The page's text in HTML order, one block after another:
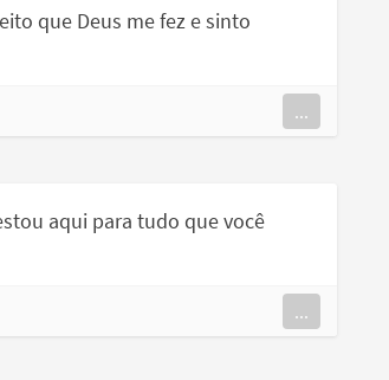
que Deus me fez e sinto
...
aqui para tudo que você
...